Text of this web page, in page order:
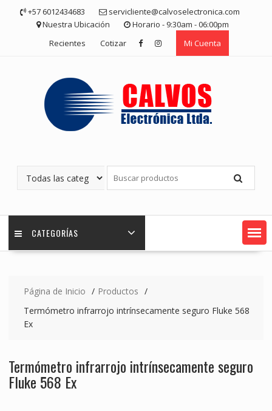
contenido
+57 6012434683
servicliente@calvoselectronica.com
Nuestra Ubicación
Horario - 9:30am - 06:00pm
Recientes
Cotizar Mi Cuenta
CATEGORÍAS
Página de Inicio
Productos
Termómetro infrarrojo intrínsecamente seguro Fluke 568
Ex
Termómetro infrarrojo intrínsecamente seguro
Fluke 568 Ex